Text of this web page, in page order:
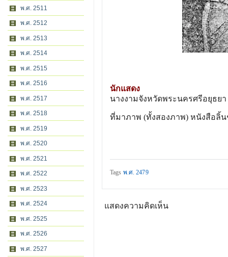
พ.ศ. 2511
พ.ศ. 2512
พ.ศ. 2513
พ.ศ. 2514
พ.ศ. 2515
พ.ศ. 2516
พ.ศ. 2517
พ.ศ. 2518
พ.ศ. 2519
พ.ศ. 2520
พ.ศ. 2521
พ.ศ. 2522
พ.ศ. 2523
พ.ศ. 2524
พ.ศ. 2525
พ.ศ. 2526
พ.ศ. 2527
นักแสดง
นางงามจังหวัดพระนครศรีอยุธยา
ที่มาภาพ (ทั้งสองภาพ) หนังสือลิ้น
Tags พ.ศ. 2479
แสดงความคิดเห็น